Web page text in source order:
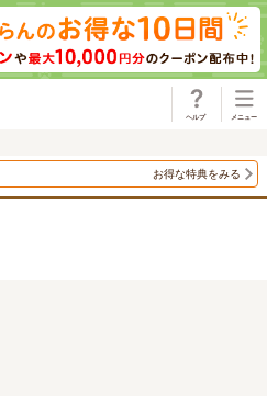
お得な特典をみる